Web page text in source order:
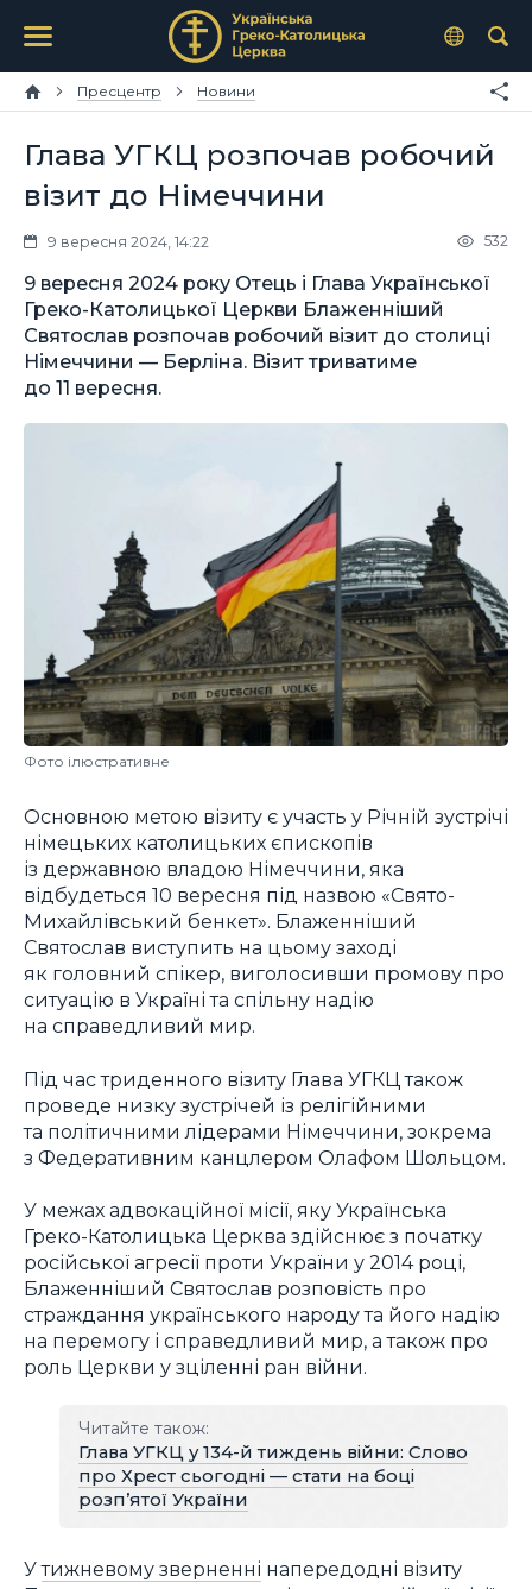
Пресцентр Новини
Глава УГКЦ розпочав робочий
візит до Німеччини
9 вересня 2024, 14:22 532
9 вересня 2024 року Отець і Глава Української
Греко-Католицької Церкви Блаженніший
Святослав розпочав робочий візит до столиці
Німеччини — Берліна. Візит триватиме
до 11 вересня.
Фото ілюстративне
Основною метою візиту є участь у Річній зустрічі
німецьких католицьких єпископів
із державною владою Німеччини, яка
відбудеться 10 вересня під назвою «Свято-
Михайлівський бенкет». Блаженніший
Святослав виступить на цьому заході
як головний спікер, виголосивши промову про
ситуацію в Україні та спільну надію
на справедливий мир.
Під час триденного візиту Глава УГКЦ також
проведе низку зустрічей із релігійними
та політичними лідерами Німеччини, зокрема
з Федеративним канцлером Олафом Шольцом.
У межах адвокаційної місії, яку Українська
Греко-Католицька Церква здійснює з початку
російської агресії проти України у 2014 році,
Блаженніший Святослав розповість про
страждання українського народу та його надію
на перемогу і справедливий мир, а також про
роль Церкви у зціленні ран війни.
Читайте також:
Глава УГКЦ у 134-й тиждень війни: Слово
про Хрест сьогодні — стати на боці
розп’ятої України
Утижневому зверненні напередодні візиту